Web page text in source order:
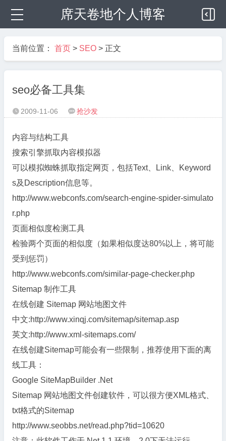
席天卷地个人博客
当前位置： 首页 > SEO > 正文
seo必备工具集
 2009-11-06  抢沙发
内容与结构工具
搜索引擎抓取内容模拟器
可以模拟蜘蛛抓取指定网页，包括Text、Link、Keyword
s及Description信息等。
http://www.webconfs.com/search-engine-spider-simulato
r.php
页面相似度检测工具
检验两个页面的相似度（如果相似度达80%以上，将可能
受到惩罚）
http://www.webconfs.com/similar-page-checker.php
Sitemap 制作工具
在线创建 Sitemap 网站地图文件
中文:http://www.xinqj.com/sitemap/sitemap.asp
英文:http://www.xml-sitemaps.com/
在线创建Sitemap可能会有一些限制，推荐使用下面的离
线工具：
Google SiteMapBuilder .Net
Sitemap 网站地图文件创建软件，可以很方便XML格式、
txt格式的Sitemap
http://www.seobbs.net/read.php?tid=10620